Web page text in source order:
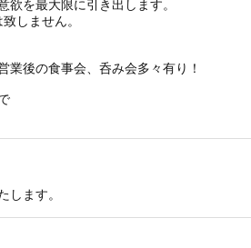
を最大限に引き出します。
しません。
業後の食事会、呑み会多々有り！
します。